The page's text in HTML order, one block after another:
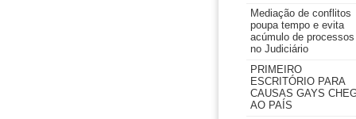
Mediação de conflitos
poupa tempo e evita
acúmulo de processos
no Judiciário
PRIMEIRO
ESCRITÓRIO PARA
CAUSAS GAYS
AO PAÍS